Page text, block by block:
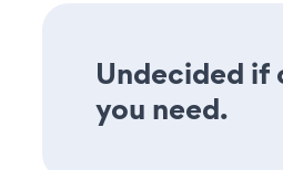
Undecided if
you need.